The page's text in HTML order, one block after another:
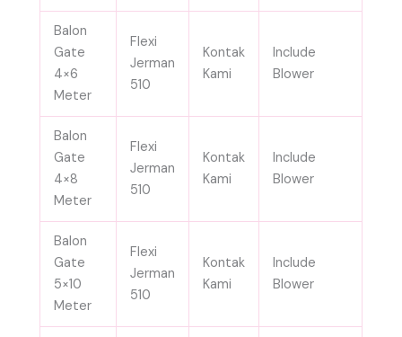
Balon
Gate
4×6
Meter
Flexi
Jerman
510
Kontak
Kami
Include
Blower
Balon
Gate
4×8
Meter
Flexi
Jerman
510
Kontak
Kami
Include
Blower
Balon
Gate
5×10
Meter
Flexi
Jerman
510
Kontak
Kami
Include
Blower